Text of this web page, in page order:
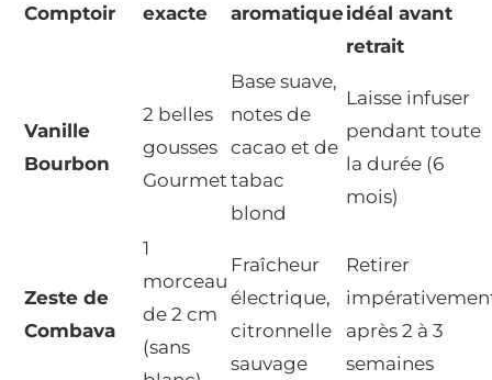
Comptoir
exacte
aromatiqueidéal avant
retrait
Vanille
Bourbon
2 belles
gousses
Gourmet
Base suave,
notes de
cacao et de
tabac
blond
Laisse infuser
pendant toute
la durée (6
mois)
Zeste de
Combava
1
morceau
de 2 cm
(sans
Fraîcheur
électrique,
citronnelle
sauvage
Retirer
après 2 à 3
semaines